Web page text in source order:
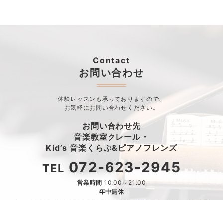
Contact
お問い合わせ
体験レッスンも承っておりますので、
お気軽にお問い合わせください。
お問い合わせ先
音楽教室クレール・
Kid’s 音楽くらぶ&ピアノフレンズ
TEL 072-623-2945
営業時間 10:00～21:00
年中無休